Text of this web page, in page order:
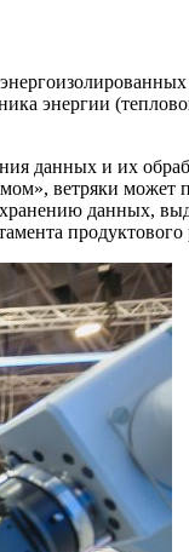
энергии
данных и их
ветряки может
данных,